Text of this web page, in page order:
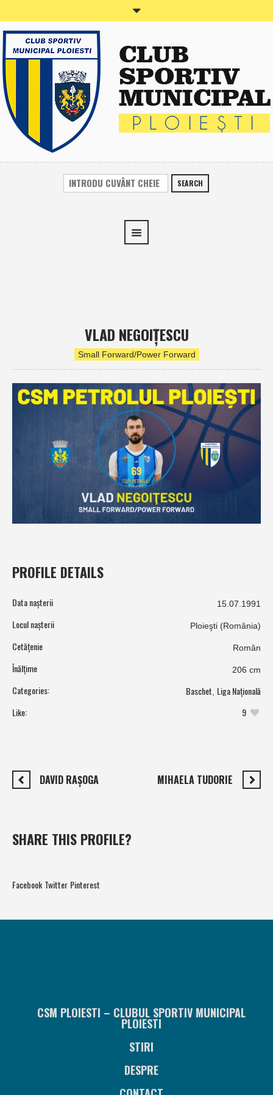
SEARCH
VLAD NEGOIŢESCU
Small Forward/Power Forward
PROFILE DETAILS
Data nașterii 15.07.1991
Locul nașterii Ploieşti (România)
Cetățenie Român
Înălțime 206 cm
Categories: Baschet Liga Națională
Like:
9
MIHAELA TUDORIE
DAVID RAŞOGA
SHARE THIS PROFILE?
Facebook Twitter Pinterest
CSM PLOIESTI – CLUBUL SPORTIV MUNICIPAL
PLOIESTI
STIRI
DESPRE